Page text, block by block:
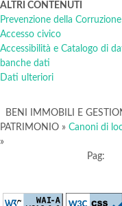
ALTRI CONTENUTI
Prevenzione della Corruzione
Accesso civico
Accessibilità e Catalogo di
banche dati
Dati ulteriori
BENI IMMOBILI E
PATRIMONIO » Canoni di
»
Pag: